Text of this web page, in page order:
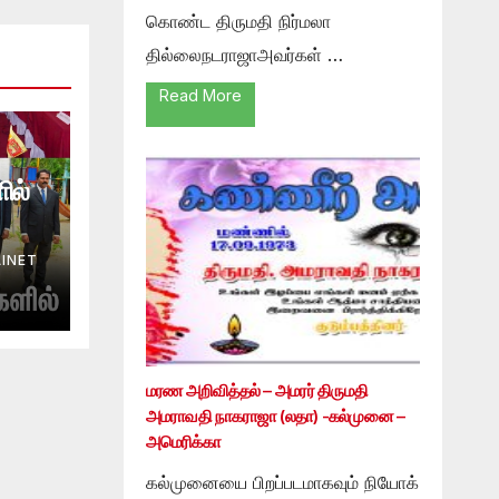
கொண்ட திருமதி நிர்மலா
தில்லைநடராஜாஅவர்கள் …
Read More
மரண அறிவித்தல் – அமரர் திருமதி
அமராவதி நாகராஜா (லதா) -கல்முனை –
அமெரிக்கா
கல்முனையை பிறப்படமாகவும் நியோக்